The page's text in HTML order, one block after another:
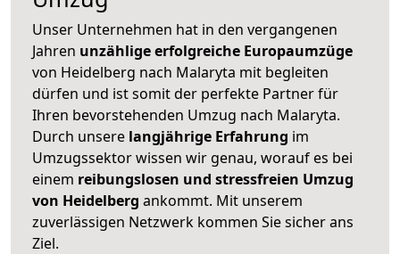
Unser Unternehmen hat in den vergangenen
Jahren unzählige erfolgreiche Europaumzüge
von Heidelberg nach Malaryta mit begleiten
dürfen und ist somit der perfekte Partner für
Ihren bevorstehenden Umzug nach Malaryta.
Durch unsere langjährige Erfahrung im
Umzugssektor wissen wir genau, worauf es bei
einem reibungslosen und stressfreien Umzug
von Heidelberg ankommt. Mit unserem
zuverlässigen Netzwerk kommen Sie sicher ans
Ziel.